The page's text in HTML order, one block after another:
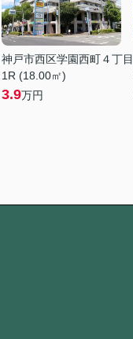
神戸市西区学園西町４丁目
1R (18.00㎡)
3.9万円